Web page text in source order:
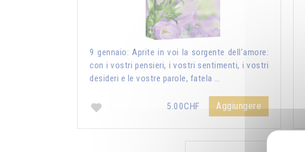
9 gennaio: Aprite in voi la sorgente dell’amore:
con i vostri pensieri, i vostri sentimenti, i vostri
desideri e le vostre parole, fatela …
5.00CHF Aggiungere